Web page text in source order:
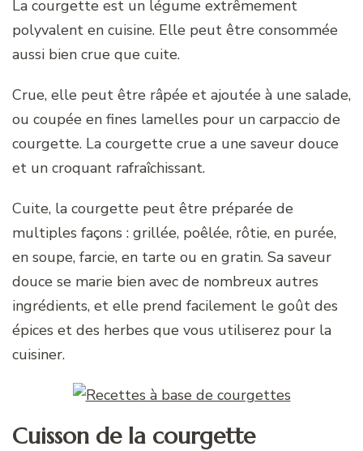
La courgette est un légume extrêmement
polyvalent en cuisine. Elle peut être consommée
aussi bien crue que cuite.
Crue, elle peut être râpée et ajoutée à une salade,
ou coupée en fines lamelles pour un carpaccio de
courgette. La courgette crue a une saveur douce
et un croquant rafraîchissant.
Cuite, la courgette peut être préparée de
multiples façons : grillée, poêlée, rôtie, en purée,
en soupe, farcie, en tarte ou en gratin. Sa saveur
douce se marie bien avec de nombreux autres
ingrédients, et elle prend facilement le goût des
épices et des herbes que vous utiliserez pour la
cuisiner.
Cuisson de la courgette